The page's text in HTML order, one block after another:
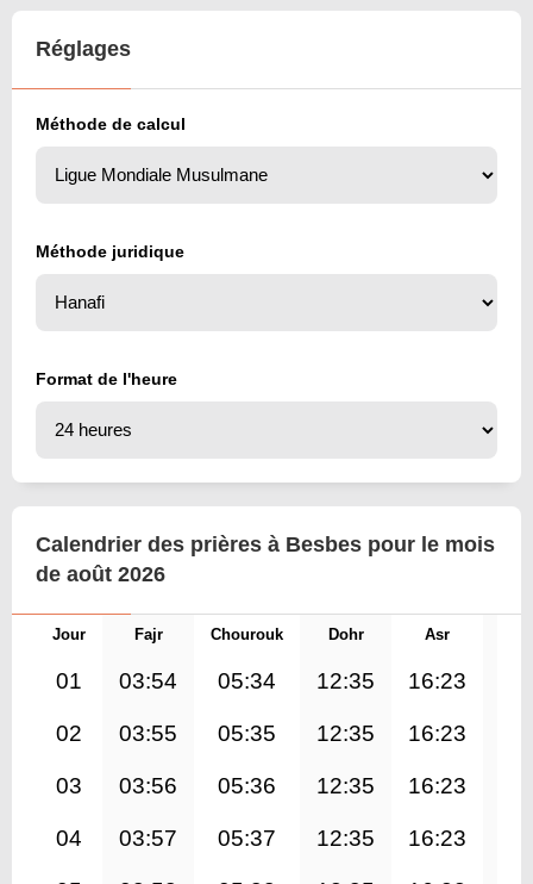
Réglages
Méthode de calcul
Méthode juridique
Format de l'heure
Calendrier des prières à Besbes pour le mois
de août 2026
Jour Fajr Chourouk Dohr Asr
01 03:54 05:34 12:35 16:23
02 03:55 05:35 12:35 16:23
03 03:56 05:36 12:35 16:23
04 03:57 05:37 12:35 16:23